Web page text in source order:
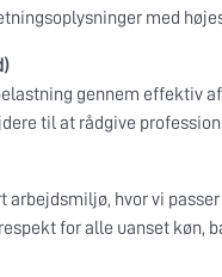
med
gennem
til at rådgive
arbejdsmiljø, hvor vi
for alle uanset køn,